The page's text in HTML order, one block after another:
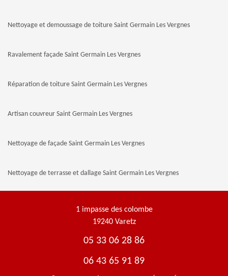
Nettoyage et demoussage de toiture Saint Germain Les Vergnes
Ravalement façade Saint Germain Les Vergnes
Réparation de toiture Saint Germain Les Vergnes
Artisan couvreur Saint Germain Les Vergnes
Nettoyage de façade Saint Germain Les Vergnes
Nettoyage de terrasse et dallage Saint Germain Les Vergnes
1 impasse des colombe
19240 Varetz
05 33 06 28 86
06 43 65 91 89